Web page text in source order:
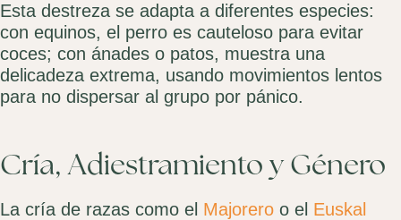
Esta destreza se adapta a diferentes especies:
con equinos, el perro es cauteloso para evitar
coces; con ánades o patos, muestra una
delicadeza extrema, usando movimientos lentos
para no dispersar al grupo por pánico.
Cría, Adiestramiento y Género
La cría de razas como el Majorero o el Euskal